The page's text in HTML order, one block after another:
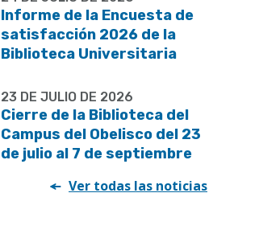
Informe de la Encuesta de
satisfacción 2026 de la
Biblioteca Universitaria
23 DE JULIO DE 2026
Cierre de la Biblioteca del
Campus del Obelisco del 23
de julio al 7 de septiembre
Ver todas las noticias